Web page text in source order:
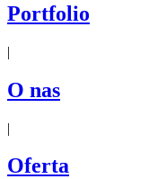
Portfolio
|
O nas
|
Oferta